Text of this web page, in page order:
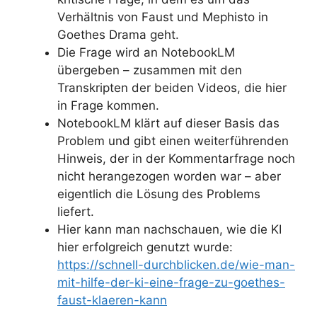
Verhältnis von Faust und Mephisto in
Goethes Drama geht.
Die Frage wird an NotebookLM
übergeben – zusammen mit den
Transkripten der beiden Videos, die hier
in Frage kommen.
NotebookLM klärt auf dieser Basis das
Problem und gibt einen weiterführenden
Hinweis, der in der Kommentarfrage noch
nicht herangezogen worden war – aber
eigentlich die Lösung des Problems
liefert.
Hier kann man nachschauen, wie die KI
hier erfolgreich genutzt wurde:
https://schnell-durchblicken.de/wie-man-
mit-hilfe-der-ki-eine-frage-zu-goethes-
faust-klaeren-kann